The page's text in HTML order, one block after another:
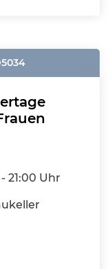
- 21:00 Uhr